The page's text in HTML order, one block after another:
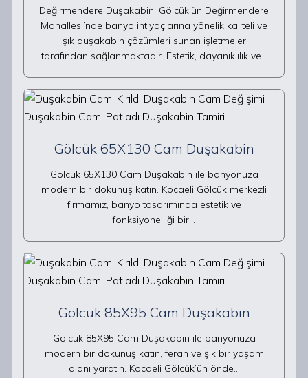
Değirmendere Duşakabin, Gölcük’ün Değirmendere
Mahallesi’nde banyo ihtiyaçlarına yönelik kaliteli ve
şık duşakabin çözümleri sunan işletmeler
tarafından sağlanmaktadır. Estetik, dayanıklılık ve…
Gölcük 65X130 Cam Duşakabin
Gölcük 65X130 Cam Duşakabin ile banyonuza
modern bir dokunuş katın. Kocaeli Gölcük merkezli
firmamız, banyo tasarımında estetik ve
fonksiyonelliği bir…
Gölcük 85X95 Cam Duşakabin
Gölcük 85X95 Cam Duşakabin ile banyonuza
modern bir dokunuş katın, ferah ve şık bir yaşam
alanı yaratın. Kocaeli Gölcük’ün önde…